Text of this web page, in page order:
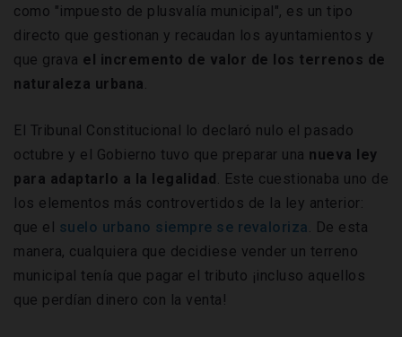
como "impuesto de plusvalía municipal", es un tipo
directo que gestionan y recaudan los ayuntamientos y
que grava el incremento de valor de los terrenos de
naturaleza urbana.
El Tribunal Constitucional lo declaró nulo el pasado
octubre y el Gobierno tuvo que preparar una nueva ley
para adaptarlo a la legalidad . Este cuestionaba uno de
los elementos más controvertidos de la ley anterior:
que el suelo urbano siempre se revaloriza. De esta
manera, cualquiera que decidiese vender un terreno
municipal tenía que pagar el tributo ¡incluso aquellos
que perdían dinero con la venta!